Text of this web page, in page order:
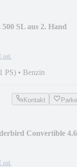
SL aus 2. Hand
mtl.
PS) • Benzin
Kontakt
Convertible
mtl.